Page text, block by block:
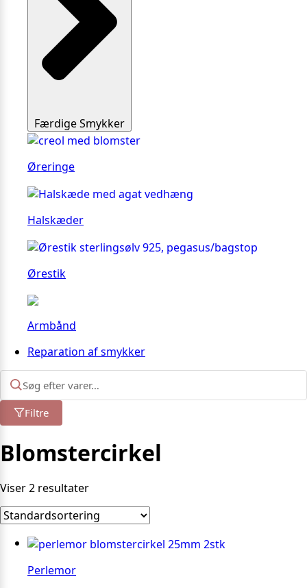
Færdige Smykker
Øreringe
Halskæder
Ørestik
Armbånd
Reparation af smykker
Filtre
Blomstercirkel
Viser 2 resultater
Perlemor